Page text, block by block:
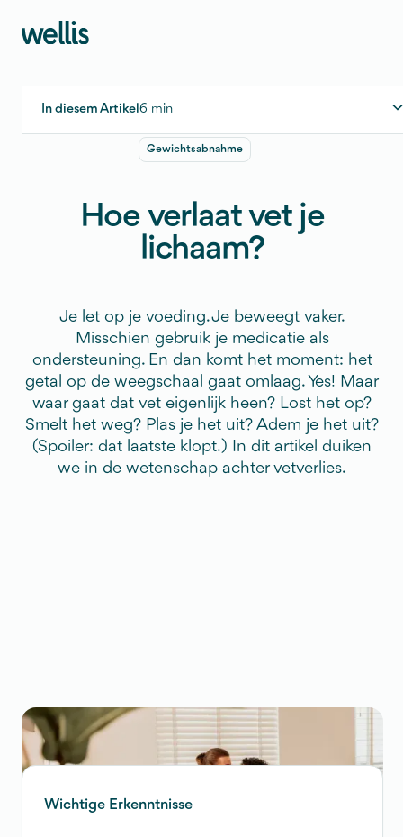
Gewichtsabnahme
Hoe verlaat vet je
lichaam?
Je let op je voeding. Je beweegt vaker.
Misschien gebruik je medicatie als
ondersteuning. En dan komt het moment: het
getal op de weegschaal gaat omlaag. Yes! Maar
waar gaat dat vet eigenlijk heen? Lost het op?
Smelt het weg? Plas je het uit? Adem je het uit?
(Spoiler: dat laatste klopt.) In dit artikel duiken
we in de wetenschap achter vetverlies.
Wichtige Erkenntnisse
In diesem Artikel6 min
Wat is vet eigenlijk?
Voorbeeld: hoe ziet dat eruit in cijfers?
Wanneer verbrandt je lichaam vet?
3 veelgemaakte misverstanden
Wat kun je doen om vetverlies te ondersteunen?
Conclusie